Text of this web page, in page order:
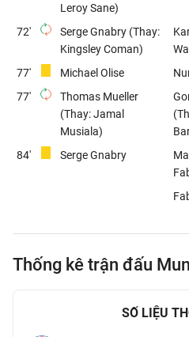
Leroy Sane)
72'
Serge Gnabry (Thay:
Kingsley Coman)
77' Michael Olise
77'
Thomas Mueller
(Thay: Jamal
Musiala)
84' Serge Gnabry
Thống kê trận đấu
SỐ LIỆU